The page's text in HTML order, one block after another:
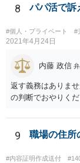
能です。 弁護士に
されており法律事
ますが、交渉を依
②成功報酬が16％
回収の見込み、私
お伺いできればお
ご連絡頂けますと
8 パパ活で
#個人・プライベート #
2021年4月24日
内藤 政信
返す義務はありま
の判断でおやりく
9 職場の住所
#内容証明作成送付